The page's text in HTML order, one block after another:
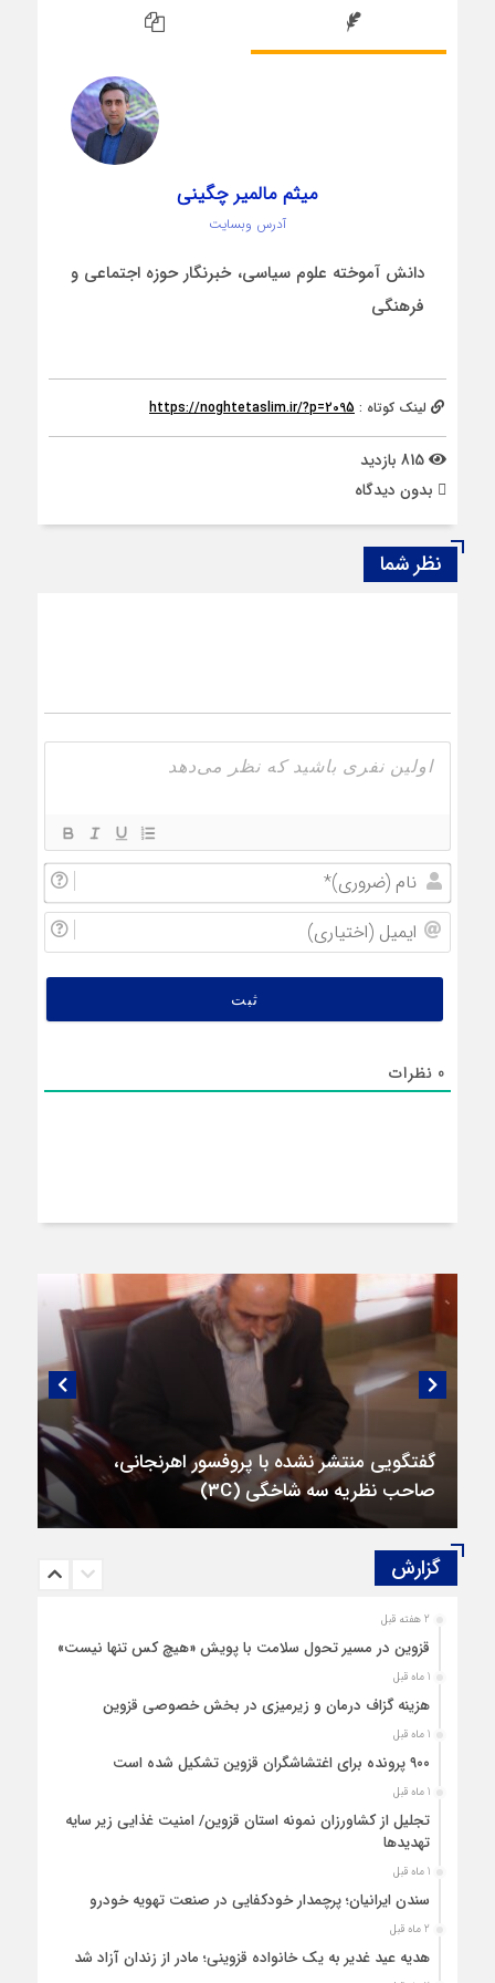
میثم مالمیر چگینی
آدرس وبسایت
دانش آموخته علوم سیاسی، خبرنگار حوزه اجتماعی و
فرهنگی
لینک کوتاه : https://noghtetaslim.ir/?p=2095
بدون دیدگاه
نظر شما
نام
0 نظرات
گفتگویی منتشر نشده با پروفسور اهرنجانی،
صاحب نظریه سه‌ شاخگی (۳C)
گزارش‌
2 هفته قبل
قزوین در مسیر تحول سلامت با پویش «هیچ‌ کس تنها نیست»
1 ماه قبل
هزینه‌ گزاف درمان و زیرمیزی در بخش خصوصی قزوین
1 ماه قبل
۹۰۰ پرونده برای اغتشاشگران قزوین تشکیل شده است
1 ماه قبل
تجلیل از کشاورزان نمونه استان قزوین/ امنیت غذایی زیر سایه
تهدیدها
1 ماه قبل
سندن ایرانیان؛ پرچمدار خودکفایی در صنعت تهویه خودرو
2 ماه قبل
هدیه عید غدیر به یک خانواده قزوینی؛ مادر از زندان آزاد شد